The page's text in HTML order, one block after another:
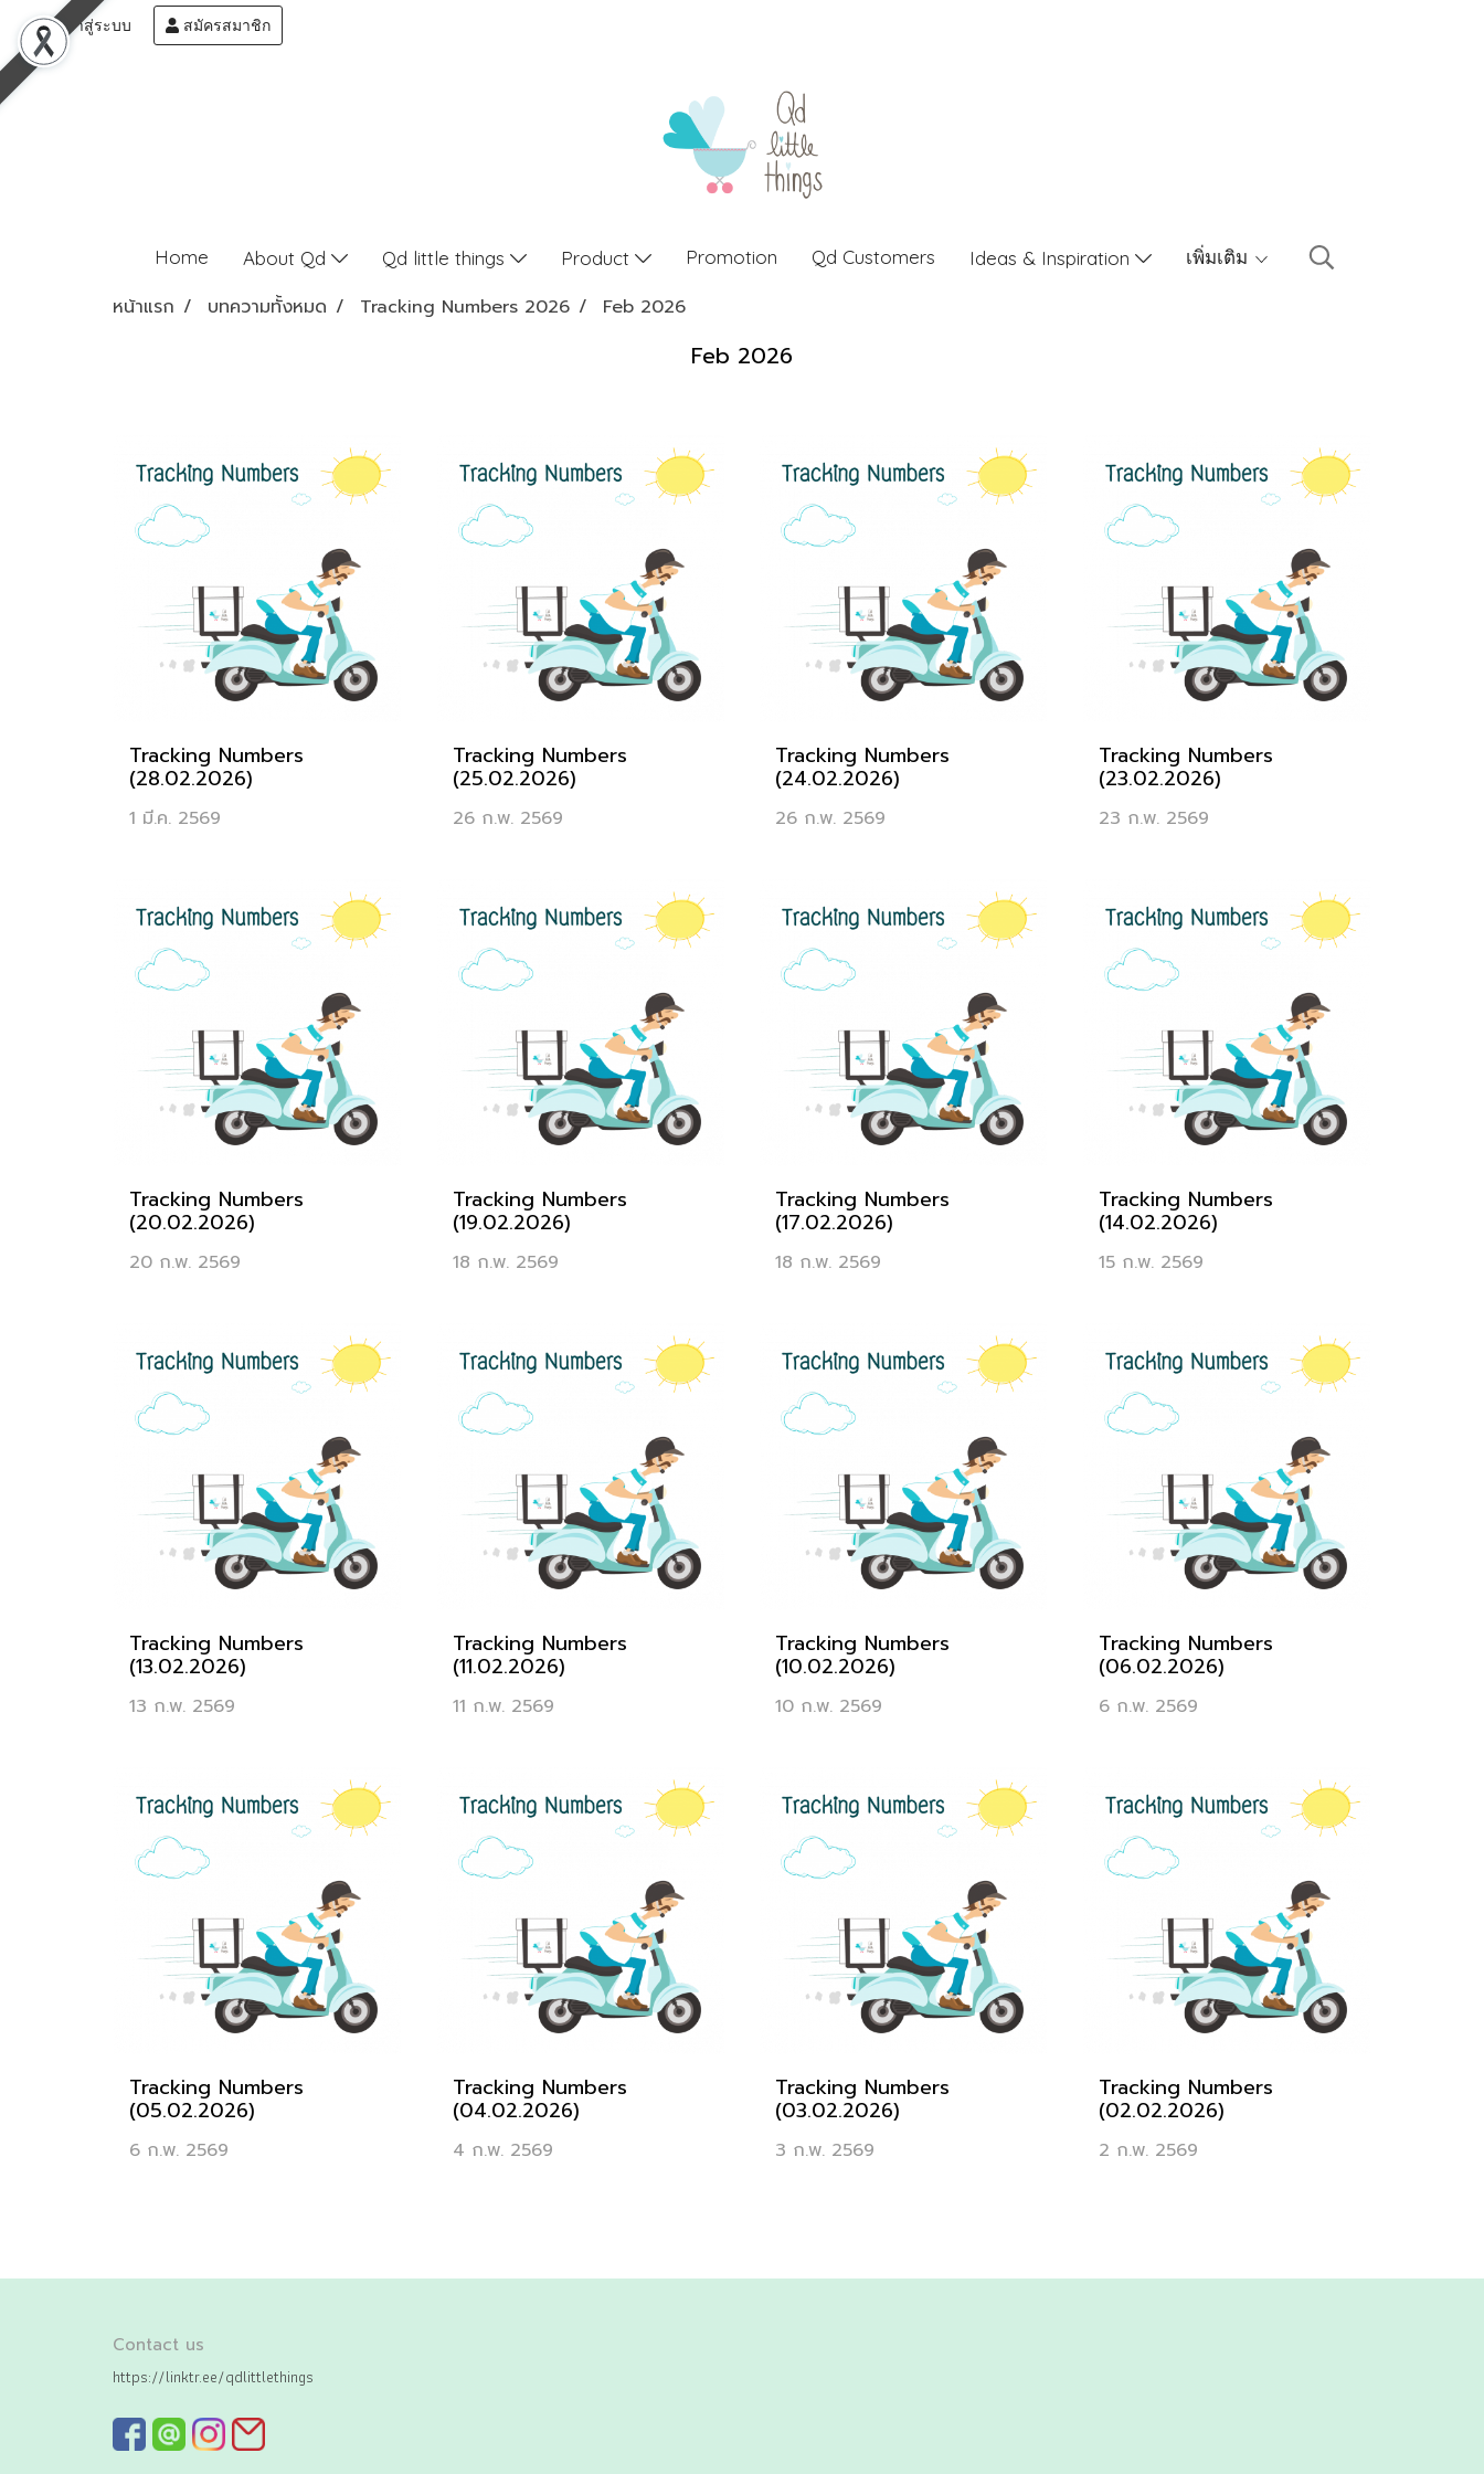
เข้าสู่ระบบ สมัครสมาชิก
Home About Qd Qd little things Product Promotion Qd Customers Ideas & Inspiration เพิ่มเติม
หน้าแรก บทความทั้งหมด Tracking Numbers 2026 Feb 2026
Feb 2026
Tracking Numbers
(28.02.2026)
1 มี.ค. 2569
Tracking Numbers
(25.02.2026)
26 ก.พ. 2569
Tracking Numbers
(24.02.2026)
26 ก.พ. 2569
Tracking Numbers
(23.02.2026)
23 ก.พ. 2569
Tracking Numbers
(20.02.2026)
20 ก.พ. 2569
Tracking Numbers
(19.02.2026)
18 ก.พ. 2569
Tracking Numbers
(17.02.2026)
18 ก.พ. 2569
Tracking Numbers
(14.02.2026)
15 ก.พ. 2569
Tracking Numbers
(13.02.2026)
13 ก.พ. 2569
Tracking Numbers
(11.02.2026)
11 ก.พ. 2569
Tracking Numbers
(10.02.2026)
10 ก.พ. 2569
Tracking Numbers
(06.02.2026)
6 ก.พ. 2569
Tracking Numbers
(05.02.2026)
6 ก.พ. 2569
Tracking Numbers
(04.02.2026)
4 ก.พ. 2569
Tracking Numbers
(03.02.2026)
3 ก.พ. 2569
Tracking Numbers
(02.02.2026)
2 ก.พ. 2569
Contact us
https://linktr.ee/qdlittlethings